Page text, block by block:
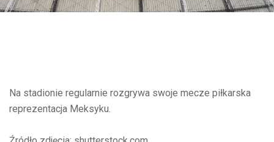
Na stadionie regularnie rozgrywa swoje mecze piłkarska
reprezentacja Meksyku.